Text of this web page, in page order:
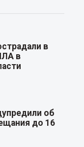
в
в
об
до 16